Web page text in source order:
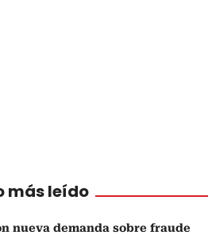
más leído
nueva demanda sobre fraude